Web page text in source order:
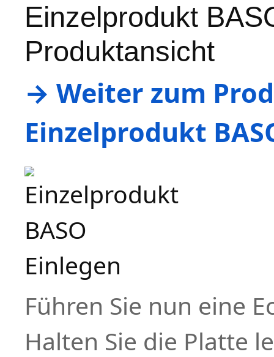
Einzelprodukt
Produktansicht
→ Weiter zum
Einzelprodukt
Führen Sie nun eine
Halten Sie die Platte